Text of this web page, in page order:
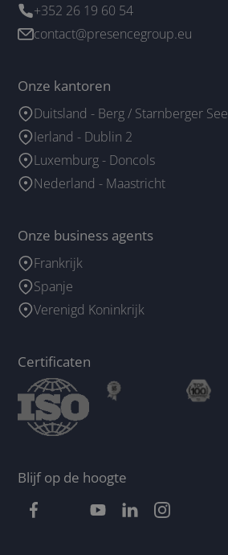
+352 26 19 60 54
contact@presencegroup.eu
Onze kantoren
Duitsland - Berg / Starnberger See
Ierland - Dublin 2
Luxemburg - Doncols
Nederland - Maastricht
Onze business agents
Frankrijk
Spanje
Verenigd Koninkrijk
Certificaten
Blijf op de hoogte